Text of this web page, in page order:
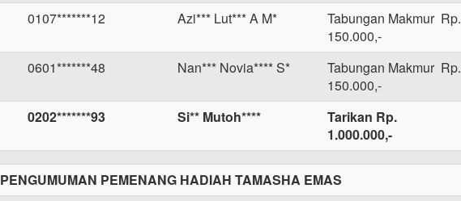
0107*******12 Azi*** Lut*** A M*
Tabungan Makmur Rp.
150.000,-
0601*******48 Nan*** Novia**** S*
Tabungan Makmur Rp.
150.000,-
0202*******93 Si** Mutoh****
Tarikan Rp.
1.000.000,-
PENGUMUMAN PEMENANG HADIAH TAMASHA EMAS